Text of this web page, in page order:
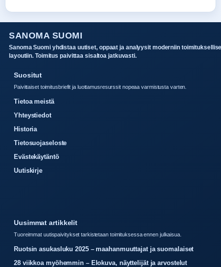
SANOMA SUOMI
Sanoma Suomi yhdistaa uutiset, oppaat ja analyysit moderniin
layoutiin. Toimitus paivittaa sisaltoa jatkuvasti.
Suositut
Paivittaiset toimitusbriefit ja luottamusresurssit nopeaa varmistusta varten.
Tietoa meistä
Yhteystiedot
Historia
Tietosuojaseloste
Evästekäytäntö
Uutiskirje
Uusimmat artikkelit
Tuoreimmat uutispaivitykset tarkistetaan toimituksessa ennen julkaisua.
Ruotsin asukasluku 2025 – maahanmuuttajat ja suomalaiset
28 viikkoa myöhemmin – Elokuva, näyttelijät ja arvostelut